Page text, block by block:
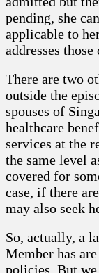
pending, she
applicable to
addresses those
There are two
outside the
spouses of
healthcare
services at the
the same level
covered for
case, if there
may also seek
So, actually, a
Member has
policies. But